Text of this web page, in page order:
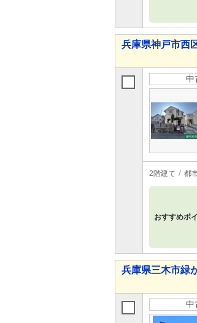
兵庫県神戸市西
中
2階建て 都
おすすめポ
兵庫県三木市緑
中